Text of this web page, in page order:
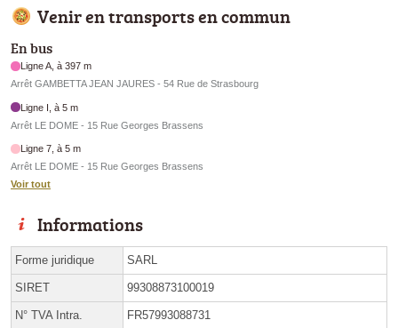
Venir en transports en commun
En bus
Ligne A, à 397 m
Arrêt GAMBETTA JEAN JAURES - 54 Rue de Strasbourg
Ligne I, à 5 m
Arrêt LE DOME - 15 Rue Georges Brassens
Ligne 7, à 5 m
Arrêt LE DOME - 15 Rue Georges Brassens
Voir tout
Informations
Forme juridique SARL
SIRET 99308873100019
N° TVA Intra. FR57993088731